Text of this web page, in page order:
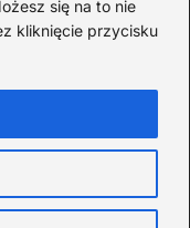
się na to nie
kliknięcie przycisku